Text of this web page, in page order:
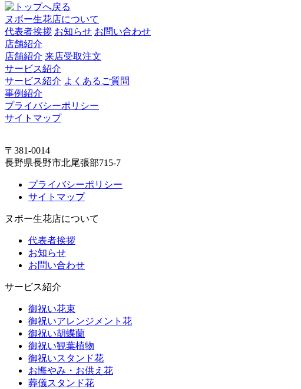
ヌボー生花店について
代表者挨拶 お知らせ お問い合わせ
店舗紹介
店舗紹介 来店受取注文
サービス紹介
サービス紹介 よくあるご質問
事例紹介
プライバシーポリシー
サイトマップ
〒381-0014
長野県長野市北尾張部715-7
プライバシーポリシー
サイトマップ
ヌボー生花店について
代表者挨拶
お知らせ
お問い合わせ
サービス紹介
御祝い花束
御祝いアレンジメント花
御祝い胡蝶蘭
御祝い観葉植物
御祝いスタンド花
お悔やみ・お供え花
葬儀スタンド花